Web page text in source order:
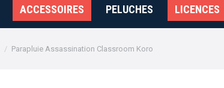
ACCESSOIRES PELUCHES LICENCES
Parapluie Assassination Classroom Koro